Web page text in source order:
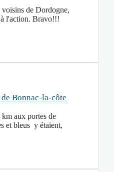
voisins de Dordogne,
à l'action. Bravo!!!
Bonnac-la-côte
aux portes de
et bleus y étaient,